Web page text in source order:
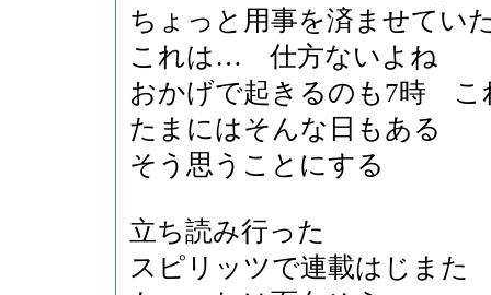
ちょっと用事を済ませてい
これは… 仕方ないよね
おかげで起きるのも7時 こ
たまにはそんな日もある
そう思うことにする
立ち読み行った
スピリッツで連載はじまた